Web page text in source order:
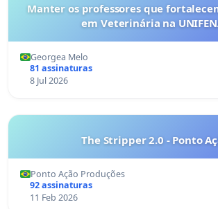
Manter os professores que
em Veterinária na
Georgea Melo
81 assinaturas
8 Jul 2026
The Stripper 2.0 - Ponto
Ponto Ação Produções
92 assinaturas
11 Feb 2026